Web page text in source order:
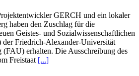
GERCH und ein lokaler
haben den Zuschlag für die
Geistes- und Sozialwissenschaftlichen
Friedrich-Alexander-Universität
(FAU) erhalten. Die Ausschreibung des
Freistaat [...]